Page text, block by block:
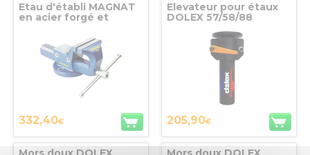
Etau d'établi MAGNAT
en acier forgé et
332,40€
Elevateur pour étaux
DOLEX 57/58/88
205,90€